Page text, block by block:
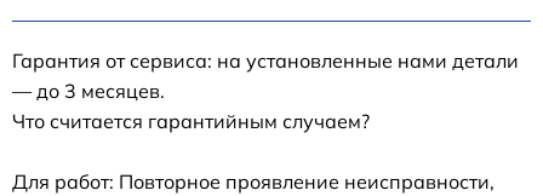
Гарантия от сервиса: на установленные нами детали
— до 3 месяцев.
Что считается гарантийным случаем?
Для работ: Повторное проявление неисправности,